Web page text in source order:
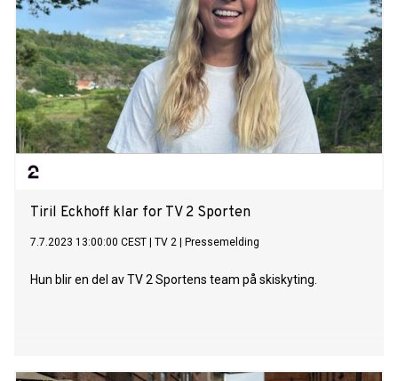
Tiril Eckhoff klar for TV 2 Sporten
7.7.2023 13:00:00 CEST TV 2 Pressemelding
Hun blir en del av TV 2 Sportens team på skiskyting.